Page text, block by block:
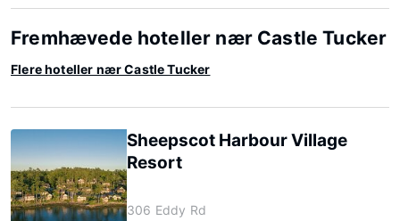
Fremhævede hoteller nær Castle Tucker
Flere hoteller nær Castle Tucker
Sheepscot Harbour Village
Resort
306 Eddy Rd